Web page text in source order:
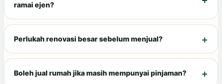
ramai ejen?
Perlukah renovasi besar sebelum menjual?
Boleh jual rumah jika masih mempunyai pinjaman?